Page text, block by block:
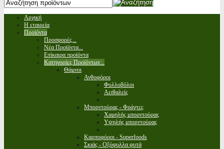
Αρχική
Η εταιρεία
Προϊόντα
Προσφορές...
Νέα Προϊόντα...
Επίκαιρα προϊόντα
Κατηγορίες Προϊόντων...
Θάμνοι
Ανθοφόροι
Φυλλοβόλοι
Αειθαλείς
Μπορντούρας - Φράχτες
Χαμηλής μπορντούρας
Υψηλής μπορντούρας
Καρποφόροι - Superfoods
Σκιάς - Οξύφυλλα φυτά